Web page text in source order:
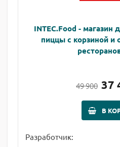
INTEC.Food - магазин
пиццы с корзиной и
49 900 37
В
Разработчик: